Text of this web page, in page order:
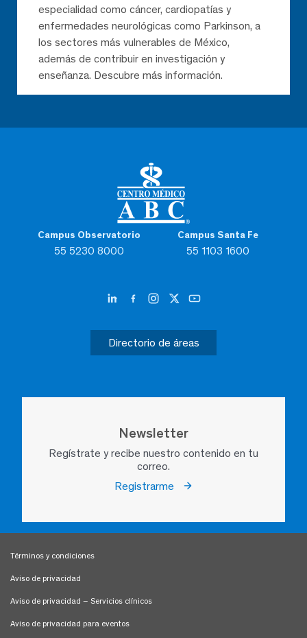
Campus Observatorio
55 5230 8000
Campus Santa Fe
55 1103 1600
Directorio de áreas
Newsletter
Regístrate y recibe nuestro contenido en tu
correo.
Registrarme
especialidad como cáncer, cardiopatías y
enfermedades neurológicas como Parkinson, a
los sectores más vulnerables de México,
además de contribuir en investigación y
enseñanza. Descubre más información.
Términos y condiciones
Aviso de privacidad
Aviso de privacidad – Servicios clínicos
Aviso de privacidad para eventos